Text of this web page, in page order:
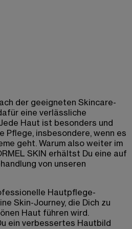
der geeigneten Skincare-
eine verlässliche
Haut ist besonders und
Pflege, insbesondere, wenn es
geht. Warum also weiter im
SKIN erhältst Du eine auf
von unseren
Hautpflege-
Skin-Journey, die Dich zu
Haut führen wird.
ein verbessertes Hautbild